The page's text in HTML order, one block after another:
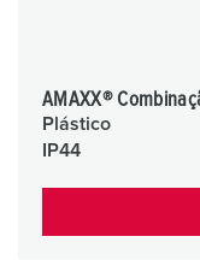
AMAXX®
Plástico
IP44